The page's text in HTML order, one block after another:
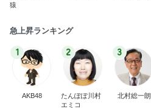
猿
急上昇ランキング
1
AKB48
2
たんぽぽ川村
エミコ
3
北村総一朗